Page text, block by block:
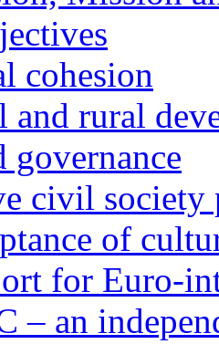
cohesion
and rural
governance
civil society
of
for Euro-
– an